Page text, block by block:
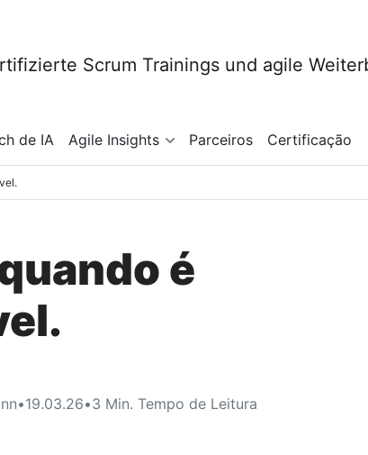
de IA Agile Insights Parceiros Certificação
é
•19.03.26•3 Min. Tempo de Leitura